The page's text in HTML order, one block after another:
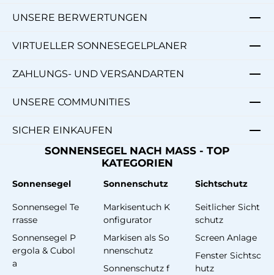
UNSERE BERWERTUNGEN
VIRTUELLER SONNESEGELPLANER
ZAHLUNGS- UND VERSANDARTEN
UNSERE COMMUNITIES
SICHER EINKAUFEN
SONNENSEGEL NACH MASS - TOP
KATEGORIEN
Sonnensegel
Sonnensegel Te
rrasse
Sonnensegel P
ergola & Cubol
a
Sonnenschutz
Markisentuch K
onfigurator
Markisen als So
nnenschutz
Sonnenschutz f
Sichtschutz
Seitlicher Sicht
schutz
Screen Anlage
Fenster Sichtsc
hutz